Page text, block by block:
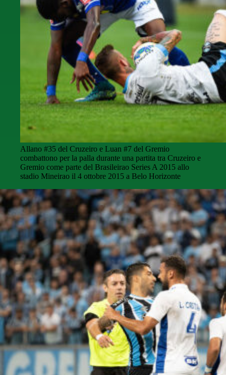
Allano #35 del Cruzeiro e Luan #7 del Gremio
combattono per la palla durante una partita tra Cruzeiro e
Gremio come parte del Brasileirao Series A 2015 allo
stadio Mineirao il 4 ottobre 2015 a Belo Horizonte